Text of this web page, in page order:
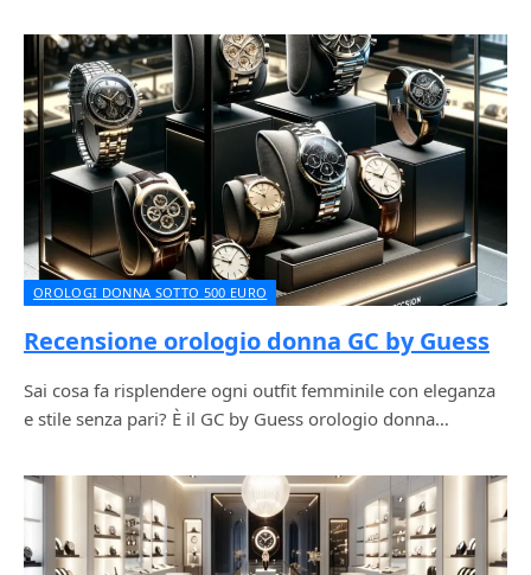
OROLOGI DONNA SOTTO 500 EURO
Recensione orologio donna GC by Guess
Sai cosa fa risplendere ogni outfit femminile con eleganza
e stile senza pari? È il GC by Guess orologio donna…